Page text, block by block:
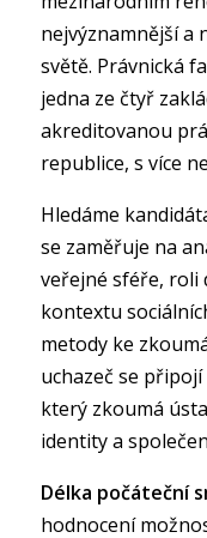
nejvýznamnější a
světě. Právnická
jedna ze čtyř
akreditovanou
republice, s více
Hledáme
se zaměřuje na
veřejné sféře, roli
kontextu
metody ke
uchazeč se
který zkoumá
identity a
Délka počáteční
hodnocení